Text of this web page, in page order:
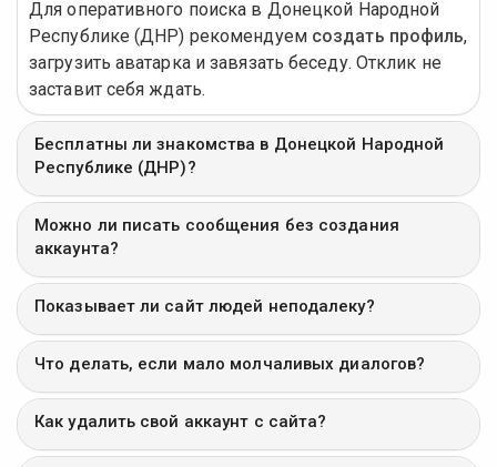
Для оперативного поиска в Донецкой Народной
Республике (ДНР) рекомендуем создать профиль,
загрузить аватарка и завязать беседу. Отклик не
заставит себя ждать.
Бесплатны ли знакомства в Донецкой Народной
Республике (ДНР)?
Можно ли писать сообщения без создания
аккаунта?
Показывает ли сайт людей неподалеку?
Что делать, если мало молчаливых диалогов?
Как удалить свой аккаунт с сайта?